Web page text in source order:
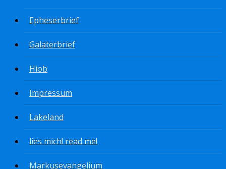
Epheserbrief
Galaterbrief
Hiob
Impressum
Lakeland
lies mich! read me!
Markusevangelium